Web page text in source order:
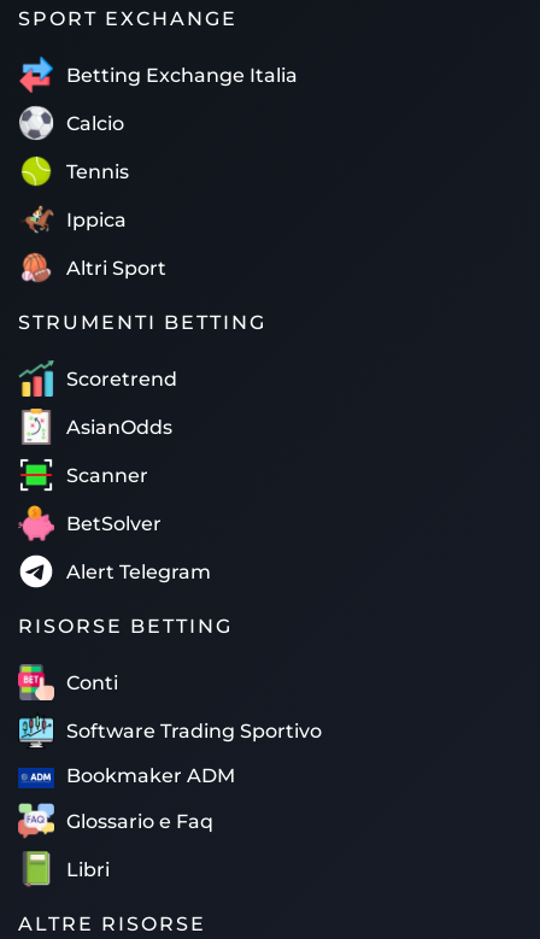
SPORT EXCHANGE
Betting Exchange Italia
Calcio
Tennis
Ippica
Altri Sport
STRUMENTI BETTING
Scoretrend
AsianOdds
Scanner
BetSolver
Alert Telegram
RISORSE BETTING
Conti
Software Trading Sportivo
Bookmaker ADM
Glossario e Faq
Libri
ALTRE RISORSE